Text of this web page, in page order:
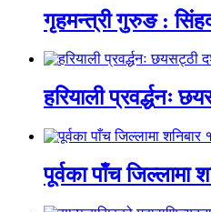
गृहमन्त्री गुरुङ :
हरियाली प्रवर्द्धनः
पूर्वका पाँच जिल्लामा